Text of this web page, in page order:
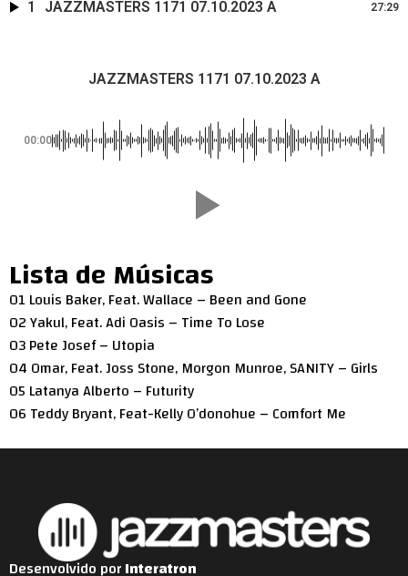
1 JAZZMASTERS 1171 07.10.2023 A 27:29
JAZZMASTERS 1171 07.10.2023 A
00:00
Lista de Músicas
01 Louis Baker, Feat. Wallace – Been and Gone
02 Yakul, Feat. Adi Oasis – Time To Lose
03 Pete Josef – Utopia
04 Omar, Feat. Joss Stone, Morgon Munroe, SANITY – Girls
05 Latanya Alberto – Futurity
06 Teddy Bryant, Feat-Kelly O’donohue – Comfort Me
Desenvolvido porInteratron